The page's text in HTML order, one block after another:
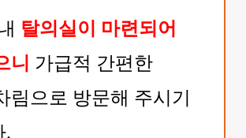
탈의실이 마련되어
니 가급적 간편한
림으로 방문해 주시기
.